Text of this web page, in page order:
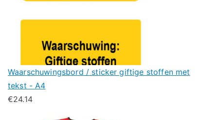
Waarschuwingsbord / sticker giftige stoffen met
tekst - A4
€24.14